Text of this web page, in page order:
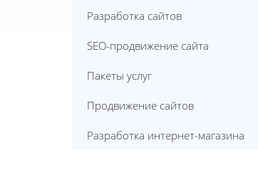
Pазработка сайтов
SEO-продвижение сайта
Пакеты услуг
Продвижение сайтов
Разработка интернет-магазина